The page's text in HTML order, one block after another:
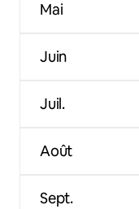
Mai
Juin
Juil.
Août
Sept.